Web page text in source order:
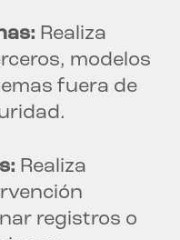
Realiza
modelos
fuera de
Realiza
registros o